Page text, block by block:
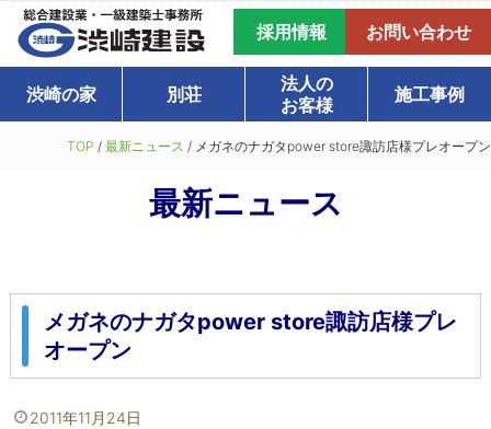
採用情報 お問い合わせ
渋崎の家 別荘
法人の
お客様
施工事例
TOP / 最新ニュース / メガネのナガタpower store諏訪店様プレオープン
最新ニュース
メガネのナガタpower store諏訪店様プレ
オープン
2011年11月24日